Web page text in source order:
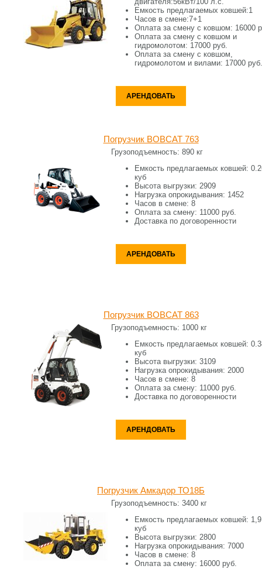
Емкость предлагаемых ковшей:1
Часов в смене:7+1
Оплата за смену c ковшом: 16000
Оплата за смену c ковшом и
гидромолотом: 17000 руб.
Оплата за смену c ковшом,
гидромолотом и вилами: 17000 руб.
АРЕНДОВАТЬ
Погрузчик BOBCAT 763
Грузоподъемность: 890 кг
Емкость предлагаемых ковшей:
куб
Высота выгрузки: 2909
Нагрузка опрокидывания: 1452
Часов в смене: 8
Оплата за смену: 11000 руб.
Доставка по договоренности
АРЕНДОВАТЬ
Погрузчик BOBCAT 863
Грузоподъемность: 1000 кг
Емкость предлагаемых ковшей:
куб
Высота выгрузки: 3109
Нагрузка опрокидывания: 2000
Часов в смене: 8
Оплата за смену: 11000 руб.
Доставка по договоренности
АРЕНДОВАТЬ
Погрузчик Амкадор ТО18Б
Грузоподъемность: 3400 кг
Емкость предлагаемых ковшей:
куб
Высота выгрузки: 2800
Нагрузка опрокидывания: 7000
Часов в смене: 8
Оплата за смену: 16000 руб.